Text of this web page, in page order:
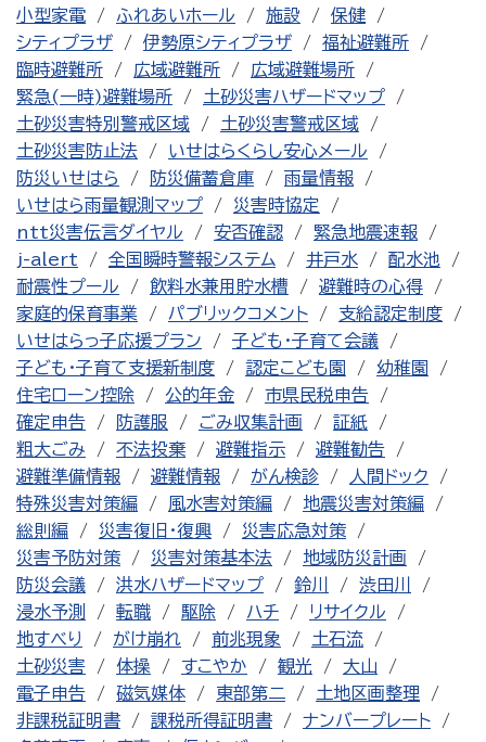
小型家電 ふれあいホール 施設
保健
シティプラザ
伊勢原シティプラザ
福祉避難所
臨時避難所
広域避難所
広域避難場所
緊急(一時)避難場所
土砂災害ハザードマップ
土砂災害特別警戒区域
土砂災害警戒区域
土砂災害防止法
いせはらくらし安心メール
防災いせはら
防災備蓄倉庫
雨量情報
いせはら雨量観測マップ
災害時協定
ntt災害伝言ダイヤル
安否確認
緊急地震速報
j-alert
全国瞬時警報システム 井戸水
配水池
耐震性プール
飲料水兼用貯水槽
避難時の心得
家庭的保育事業
パブリックコメント
支給認定制度
いせはらっ子応援プラン
子ども・子育て会議
子ども・子育て支援新制度
認定こども園
幼稚園
住宅ローン控除
公的年金
市県民税申告
確定申告
防護服 ごみ収集計画
証紙
粗大ごみ
不法投棄 避難指示
避難勧告
避難準備情報
避難情報 がん検診
人間ドック
特殊災害対策編
風水害対策編
地震災害対策編
総則編
災害復旧・復興
災害応急対策
災害予防対策
災害対策基本法
地域防災計画
防災会議
洪水ハザードマップ 鈴川
渋田川
浸水予測
転職 駆除 ハチ
リサイクル
地すべり
がけ崩れ 前兆現象
土石流
土砂災害
体操 すこやか 観光
大山
電子申告
磁気媒体 東部第二
土地区画整理
非課税証明書
課税所得証明書
ナンバープレート